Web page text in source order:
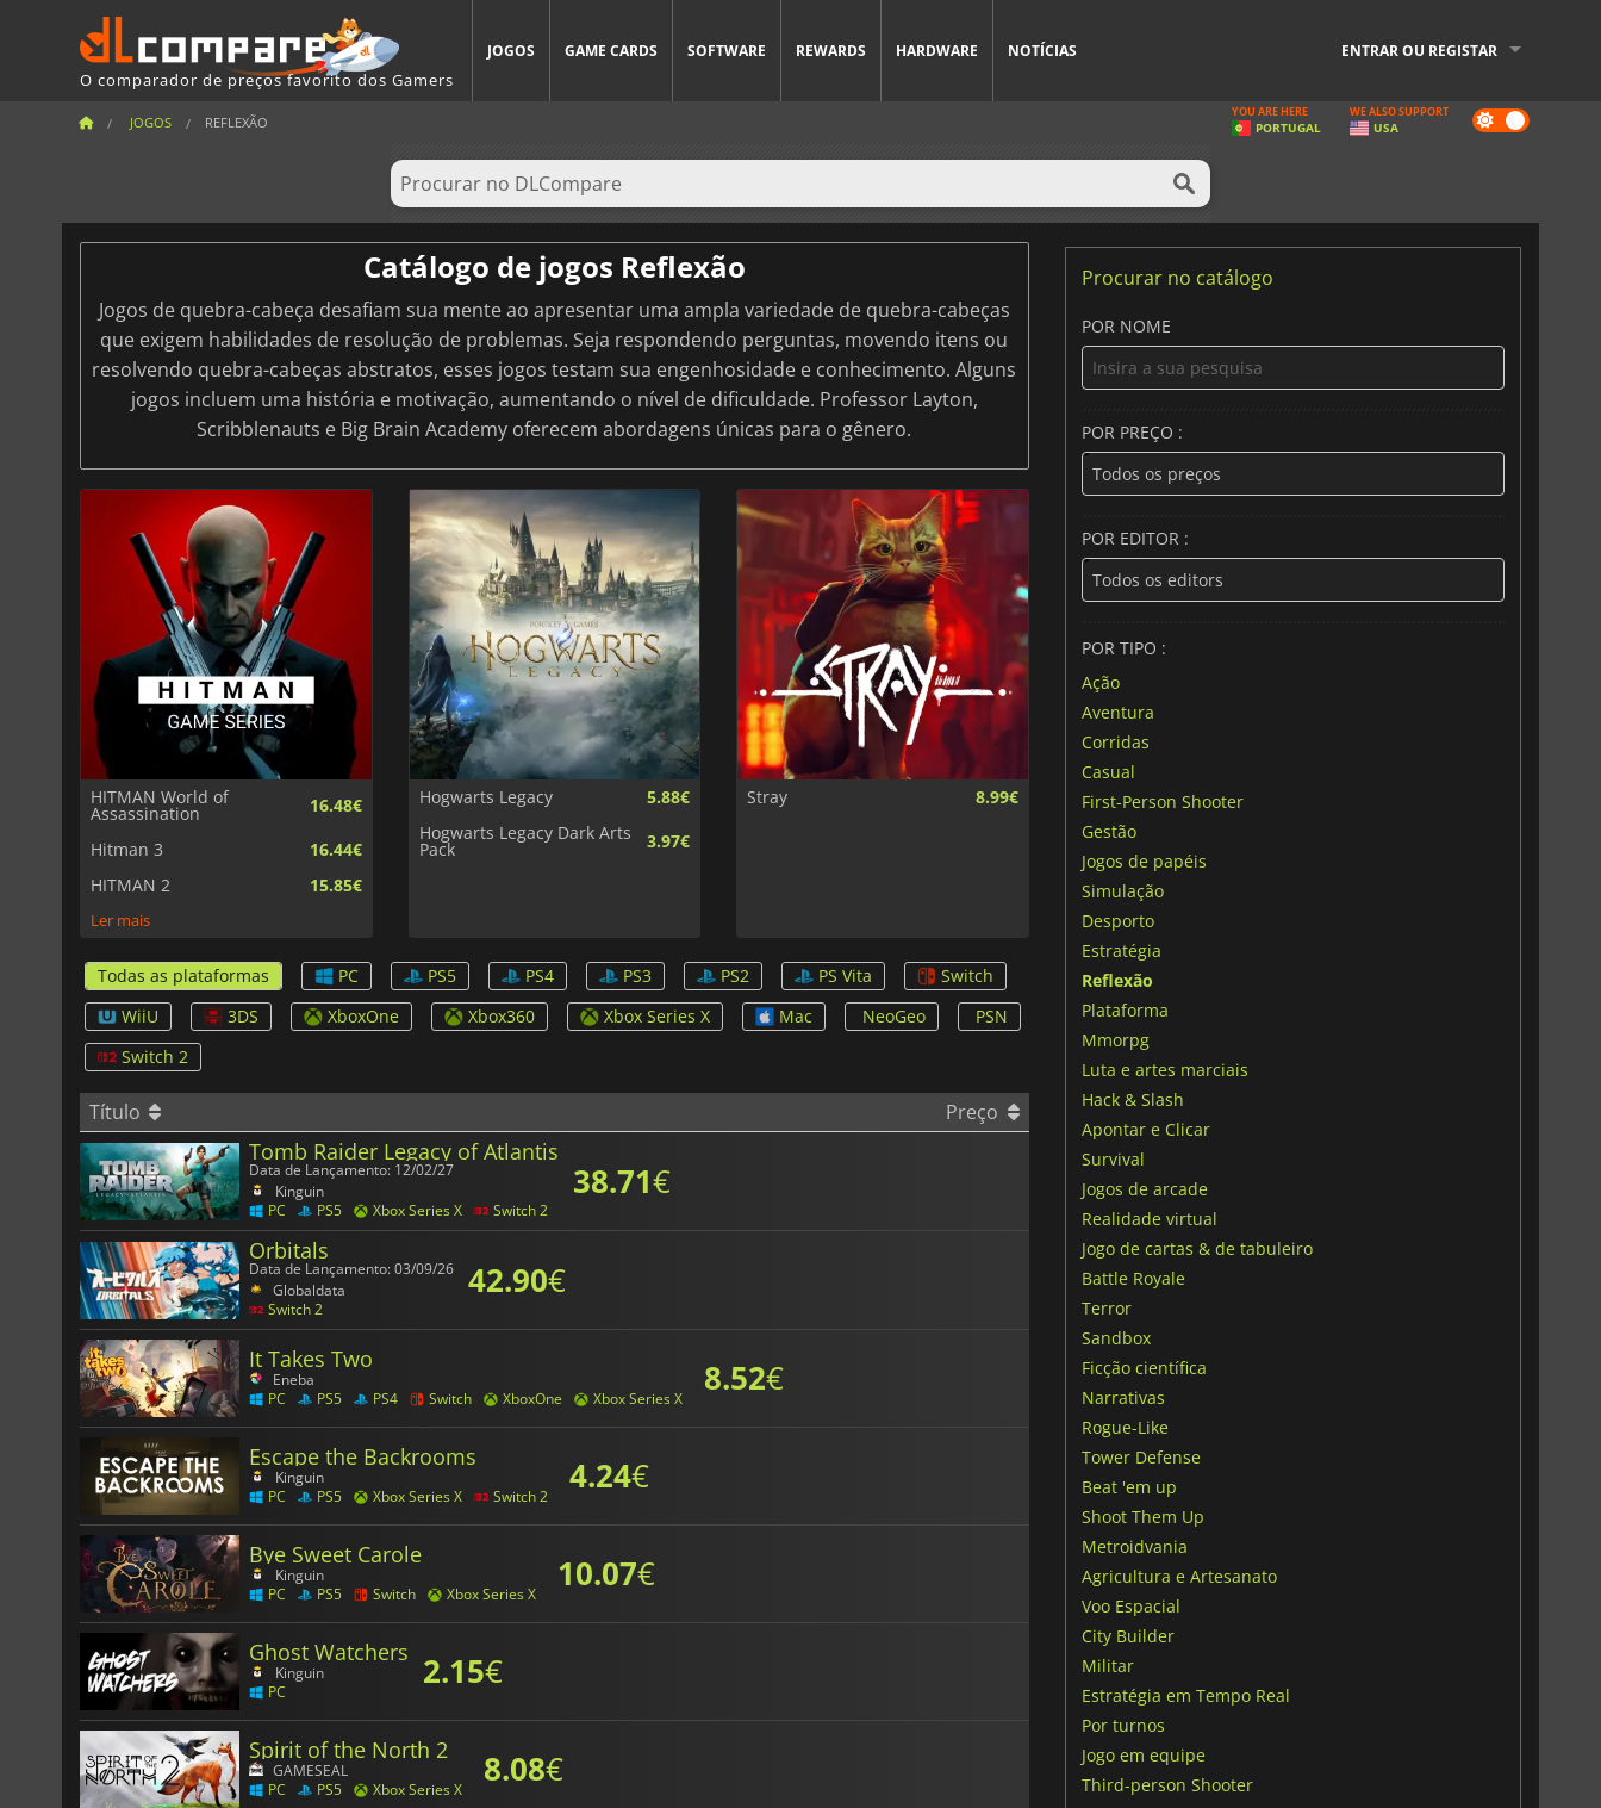
O comparador de preços favorito dos Gamers
JOGOS GAME CARDS SOFTWARE REWARDS HARDWARE NOTÍCIAS ENTRAR OU REGISTAR
JOGOS REFLEXÃO Dark
mode
YOU ARE HERE
PORTUGAL
WE ALSO SUPPORT
USA
Catálogo de jogos Reflexão
Jogos de quebra-cabeça desafiam sua mente ao apresentar uma ampla variedade de quebra-cabeças
que exigem habilidades de resolução de problemas. Seja respondendo perguntas, movendo itens ou
resolvendo quebra-cabeças abstratos, esses jogos testam sua engenhosidade e conhecimento. Alguns
jogos incluem uma história e motivação, aumentando o nível de dificuldade. Professor Layton,
Scribblenauts e Big Brain Academy oferecem abordagens únicas para o gênero.
HITMAN World of
Assassination
16.48€
Hitman 3
16.44€
HITMAN 2
15.85€
Ler mais
Hogwarts Legacy
5.88€
Hogwarts Legacy Dark Arts
Pack 3.97€
Stray 8.99€
Todas as plataformas PC PS5 PS4 PS3 PS2 PS Vita
Switch
WiiU
3DS XboxOne Xbox360 Xbox Series X Mac NeoGeo
PSN
Switch 2
Título Preço
Tomb Raider Legacy of Atlantis
Data de Lançamento: 12/02/27
Kinguin
PC
PS5 Xbox Series X Switch 2
38.71€
Orbitals
Data de Lançamento: 03/09/26
Globaldata
Switch 2
42.90€
It Takes Two
Eneba
PC
PS5 PS4 Switch XboxOne Xbox Series X 8.52€
Escape the Backrooms
Kinguin
PC
PS5 Xbox Series X Switch 2 4.24€
Bye Sweet Carole
Kinguin
PC
PS5 Switch Xbox Series X 10.07€
Ghost Watchers
Kinguin
PC
2.15€
Spirit of the North 2
GAMESEAL
PC
PS5 Xbox Series X 8.08€
Procurar no catálogo
POR NOME
POR PREÇO :
POR EDITOR :
POR TIPO :
Ação
Aventura
Corridas
Casual
First-Person Shooter
Gestão
Jogos de papéis
Simulação
Desporto
Estratégia
Reflexão
Plataforma
Mmorpg
Luta e artes marciais
Hack & Slash
Apontar e Clicar
Survival
Jogos de arcade
Realidade virtual
Jogo de cartas & de tabuleiro
Battle Royale
Terror
Sandbox
Ficção científica
Narrativas
Rogue-Like
Tower Defense
Beat 'em up
Shoot Them Up
Metroidvania
Agricultura e Artesanato
Voo Espacial
City Builder
Militar
Estratégia em Tempo Real
Por turnos
Jogo em equipe
Third-person Shooter